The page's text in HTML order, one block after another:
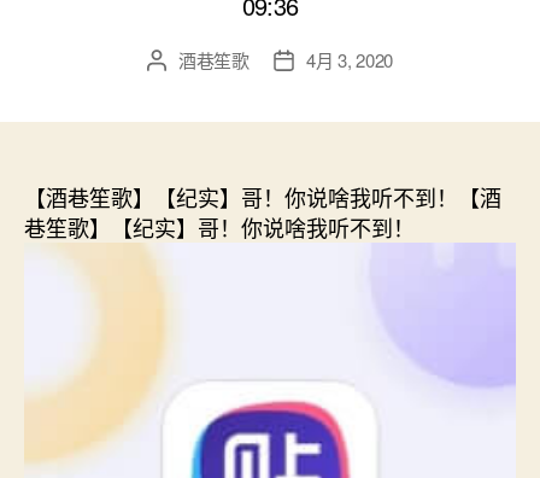
文 酒巷笙歌
发 4月 3, 2020
【酒巷笙歌】【纪实】哥！你说啥我听不到！【酒
巷笙歌】【纪实】哥！你说啥我听不到！